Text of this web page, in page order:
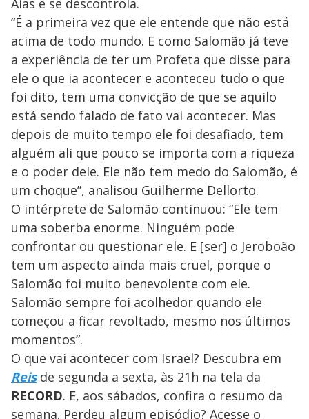
Aías e se descontrola.
“É a primeira vez que ele entende que não está
acima de todo mundo. E como Salomão já teve
a experiência de ter um Profeta que disse para
ele o que ia acontecer e aconteceu tudo o que
foi dito, tem uma convicção de que se aquilo
está sendo falado de fato vai acontecer. Mas
depois de muito tempo ele foi desafiado, tem
alguém ali que pouco se importa com a riqueza
e o poder dele. Ele não tem medo do Salomão, é
um choque”, analisou Guilherme Dellorto.
O intérprete de Salomão continuou: “Ele tem
uma soberba enorme. Ninguém pode
confrontar ou questionar ele. E [ser] o Jeroboão
tem um aspecto ainda mais cruel, porque o
Salomão foi muito benevolente com ele.
Salomão sempre foi acolhedor quando ele
começou a ficar revoltado, mesmo nos últimos
momentos”.
O que vai acontecer com Israel? Descubra em
Reis de segunda a sexta, às 21h na tela da
RECORD. E, aos sábados, confira o resumo da
semana. Perdeu algum episódio? Acesse o